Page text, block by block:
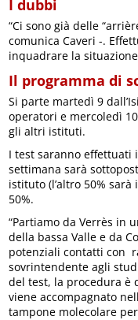
I dubbi
“Ci sono già delle
comunica Caveri -.
inquadrare la
Il programma di
Si parte martedì 9
operatori e mercoledì
gli altri istituti.
I test saranno
settimana sarà
istituto (l’altro 50% sarà
50%.
“Partiamo da Verrès in
della bassa Valle e da
potenziali contatti con
sovrintendente agli
del test, la procedura è
viene accompagnato
tampone molecolare